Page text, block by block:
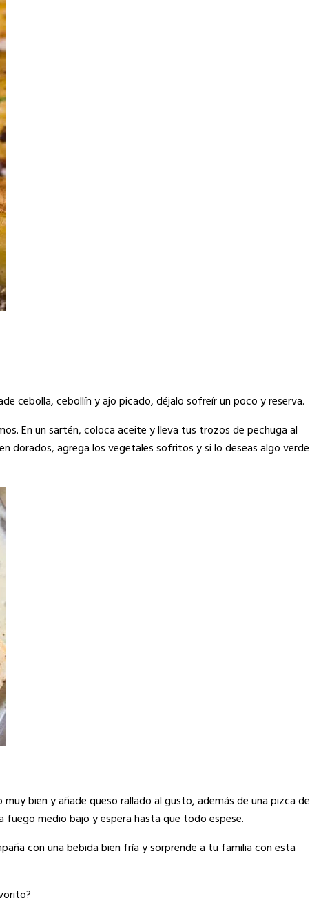
cebolla, cebollín y ajo picado, déjalo sofreír un poco y reserva.
En un sartén, coloca aceite y lleva tus trozos de pechuga al
dorados, agrega los vegetales sofritos y si lo deseas algo verde
bien y añade queso rallado al gusto, además de una pizca de
fuego medio bajo y espera hasta que todo espese.
con una bebida bien fría y sorprende a tu familia con esta